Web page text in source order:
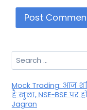
Search
for:
Mock Trading: आज
है खुला, NSE-BSE पर
Jagran